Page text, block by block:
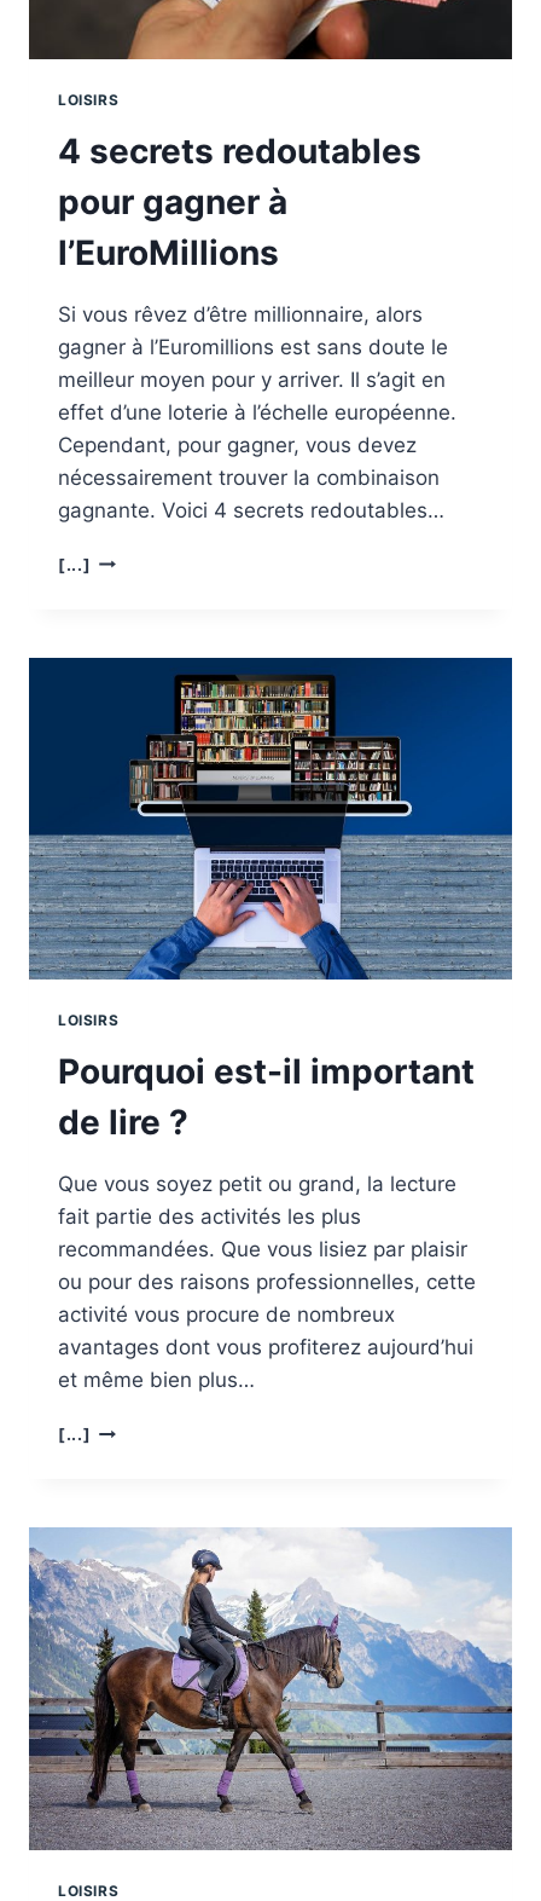
LOISIRS
4 secrets redoutables
pour gagner à
l’EuroMillions
Si vous rêvez d’être millionnaire, alors
gagner à l’Euromillions est sans doute le
meilleur moyen pour y arriver. Il s’agit en
effet d’une loterie à l’échelle européenne.
Cependant, pour gagner, vous devez
nécessairement trouver la combinaison
gagnante. Voici 4 secrets redoutables…
[...] 4
GAGNER
L’EUROMILLIONS
LOISIRS
Pourquoi est-il important
de lire ?
Que vous soyez petit ou grand, la lecture
fait partie des activités les plus
recommandées. Que vous lisiez par plaisir
ou pour des raisons professionnelles, cette
activité vous procure de nombreux
avantages dont vous profiterez aujourd’hui
et même bien plus…
[...] POURQUOI
DE
LIRE
?
LOISIRS